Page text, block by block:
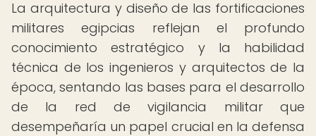
La arquitectura y diseño de las fortificaciones
militares egipcias reflejan el profundo
conocimiento estratégico y la habilidad
técnica de los ingenieros y arquitectos de la
época, sentando las bases para el desarrollo
de la red de vigilancia militar que
desempeñaría un papel crucial en la defensa